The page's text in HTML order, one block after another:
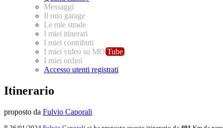
Messaggi
Il mio garage
Le mie strade
I miei itinerari
I miei contributi
I miei video su MO Tube
I miei ordini
Accesso utenti registrati
Itinerario
proposto da Fulvio Caporali